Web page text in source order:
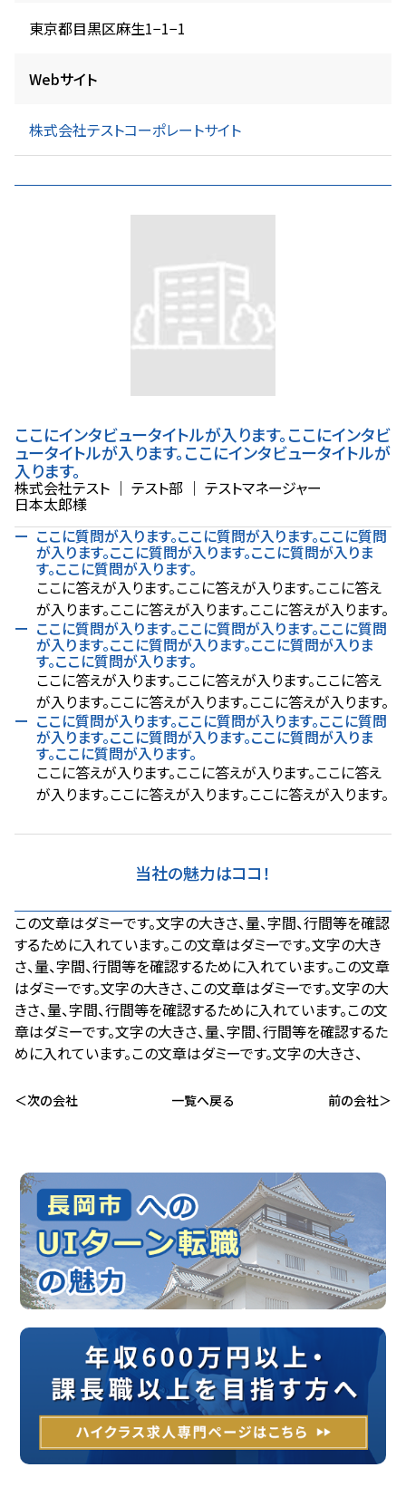
東京都目黒区麻生1−1−1
Webサイト
株式会社テストコーポレートサイト
ここにインタビュータイトルが入ります。ここにインタビ
ュータイトルが入ります。ここにインタビュータイトルが
入ります。
株式会社テスト ｜ テスト部 ｜ テストマネージャー
日本太郎様
ここに質問が入ります。ここに質問が入ります。ここに質問
が入ります。ここに質問が入ります。ここに質問が入りま
す。ここに質問が入ります。
ここに答えが入ります。ここに答えが入ります。ここに答え
が入ります。ここに答えが入ります。ここに答えが入ります。
ここに質問が入ります。ここに質問が入ります。ここに質問
が入ります。ここに質問が入ります。ここに質問が入りま
す。ここに質問が入ります。
ここに答えが入ります。ここに答えが入ります。ここに答え
が入ります。ここに答えが入ります。ここに答えが入ります。
ここに質問が入ります。ここに質問が入ります。ここに質問
が入ります。ここに質問が入ります。ここに質問が入りま
す。ここに質問が入ります。
ここに答えが入ります。ここに答えが入ります。ここに答え
が入ります。ここに答えが入ります。ここに答えが入ります。
当社の魅力はココ！
この文章はダミーです。文字の大きさ、量、字間、行間等を確認
するために入れています。この文章はダミーです。文字の大き
さ、量、字間、行間等を確認するために入れています。この文章
はダミーです。文字の大きさ、この文章はダミーです。文字の大
きさ、量、字間、行間等を確認するために入れています。この文
章はダミーです。文字の大きさ、量、字間、行間等を確認するた
めに入れています。この文章はダミーです。文字の大きさ、
次の会社 一覧へ戻る 前の会社